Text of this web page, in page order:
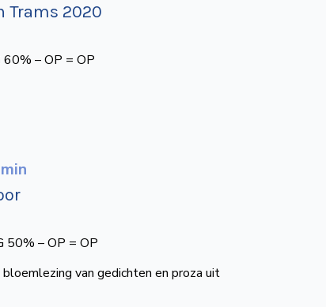
Trams 2020
– OP = OP
50% – OP = OP
van gedichten en proza uit